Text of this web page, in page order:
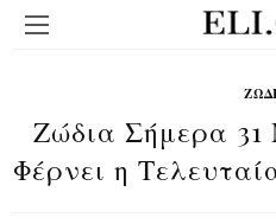
Ζώδια Σήμερα
Φέρνει η